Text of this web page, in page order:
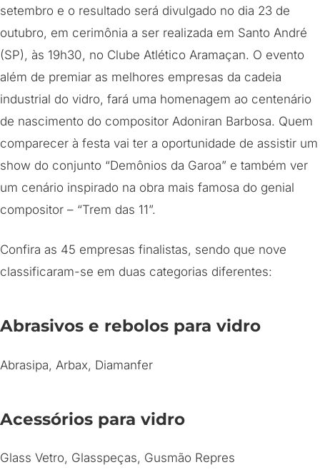
setembro e o resultado será divulgado no dia 23 de
outubro, em cerimônia a ser realizada em Santo André
(SP), às 19h30, no Clube Atlético Aramaçan. O evento
além de premiar as melhores empresas da cadeia
industrial do vidro, fará uma homenagem ao centenário
de nascimento do compositor Adoniran Barbosa. Quem
comparecer à festa vai ter a oportunidade de assistir um
show do conjunto “Demônios da Garoa” e também ver
um cenário inspirado na obra mais famosa do genial
compositor – “Trem das 11”.
Confira as 45 empresas finalistas, sendo que nove
classificaram-se em duas categorias diferentes:
Abrasivos e rebolos para vidro
Abrasipa, Arbax, Diamanfer
Acessórios para vidro
Glass Vetro, Glasspeças, Gusmão Repres